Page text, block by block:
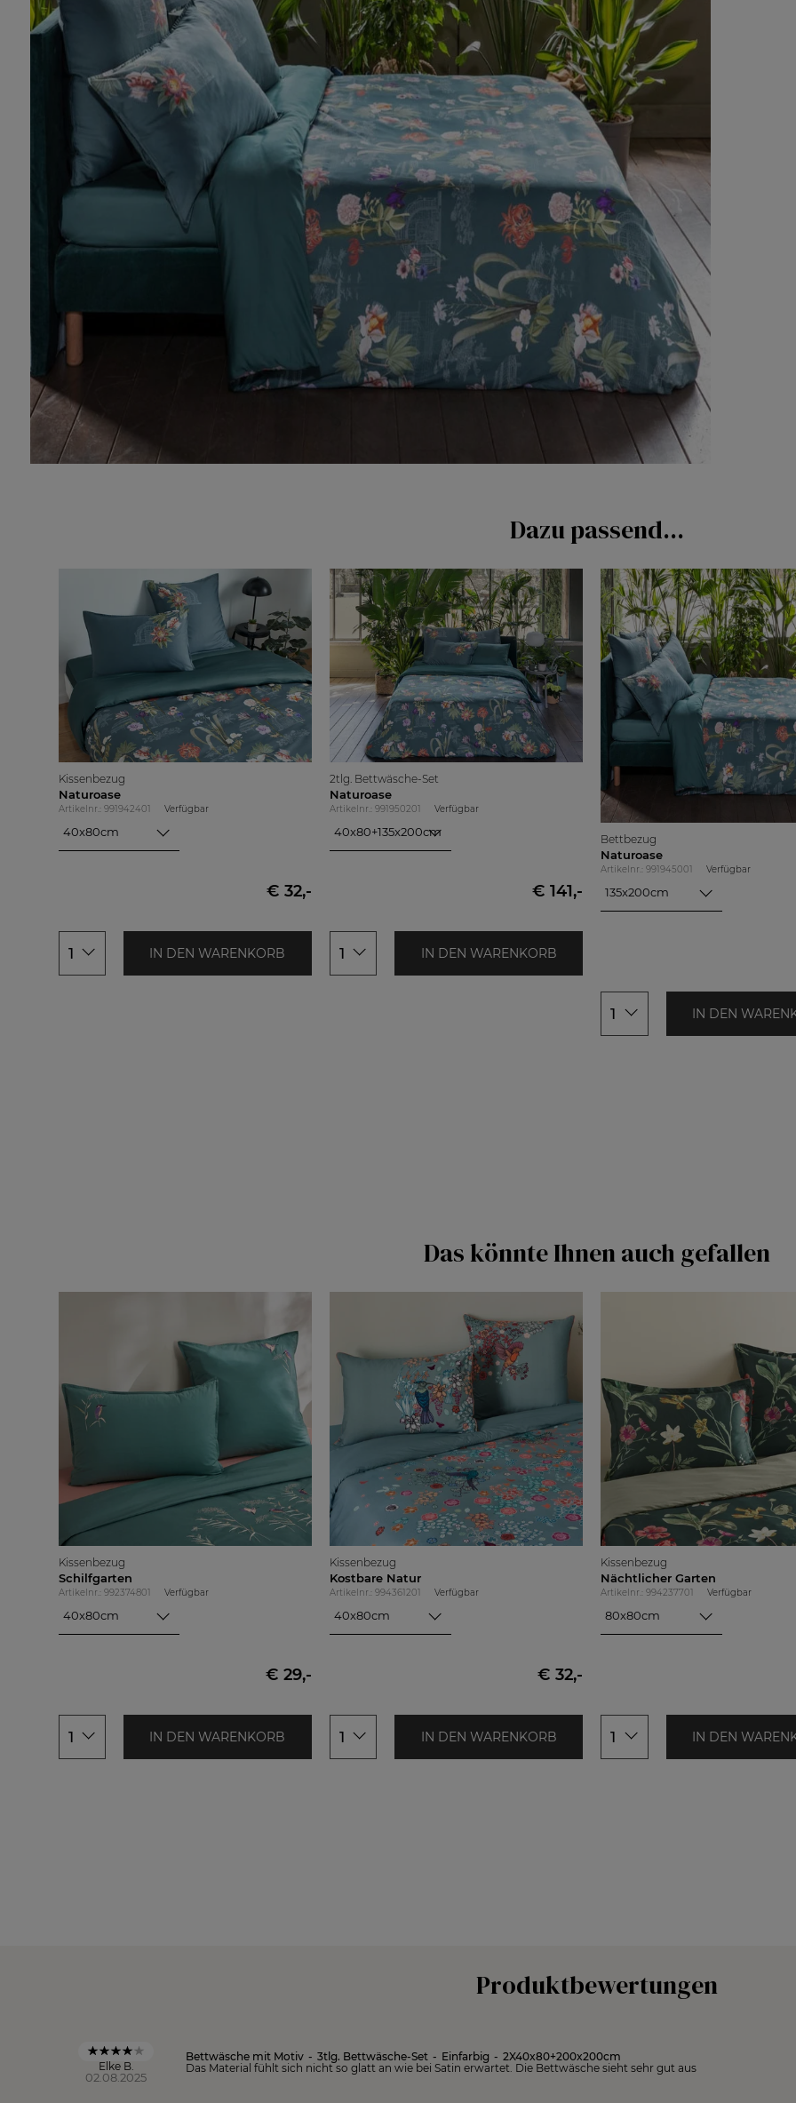
Dazu passend...
Kissenbezug
Naturoase
Artikelnr.: 991942401 Verfügbar
40x80cm
€ 32,-
1 IN DEN WARENKORB
2tlg. Bettwäsche-Set
Naturoase
Artikelnr.: 991950201 Verfügbar
40x80+135x200cm
€ 141,-
1 IN DEN WARENKORB
Bettbezug
Naturoase
Artikelnr.: 991945001 Verfügbar
135x200cm
1 IN DEN
Das könnte Ihnen auch gefallen
Kissenbezug
Schilfgarten
Artikelnr.: 992374801 Verfügbar
40x80cm
€ 29,-
1 IN DEN WARENKORB
Kissenbezug
Kostbare Natur
Artikelnr.: 994361201 Verfügbar
40x80cm
€ 32,-
1 IN DEN WARENKORB
Kissenbezug
Nächtlicher Garten
Artikelnr.: 994237701 Verfügbar
80x80cm
1 IN DEN
Produktbewertungen
Elke B.
02.08.2025
Bettwäsche mit Motiv - 3tlg. Bettwäsche-Set - Einfarbig - 2X40x80+200x200cm
Das Material fühlt sich nicht so glatt an wie bei Satin erwartet. Die Bettwäsche sieht sehr gut aus